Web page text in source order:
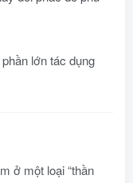
lớn tác dụng
ở một loại “thần